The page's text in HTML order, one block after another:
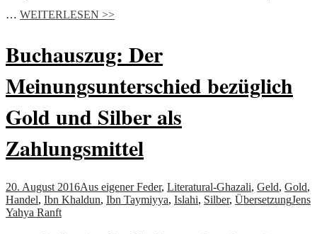
… WEITERLESEN >>
Buchauszug: Der
Meinungsunterschied bezüglich
Gold und Silber als
Zahlungsmittel
20. August 2016Aus eigener Feder, Literatural-Ghazali, Geld, Gold,
Handel, Ibn Khaldun, Ibn Taymiyya, Islahi, Silber, ÜbersetzungJens
Yahya Ranft